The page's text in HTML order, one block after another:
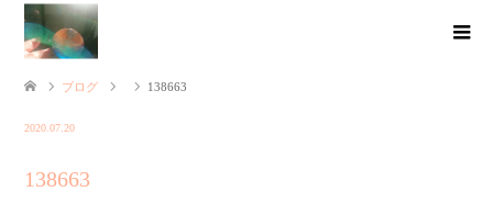
ブログ 138663
2020.07.20
138663